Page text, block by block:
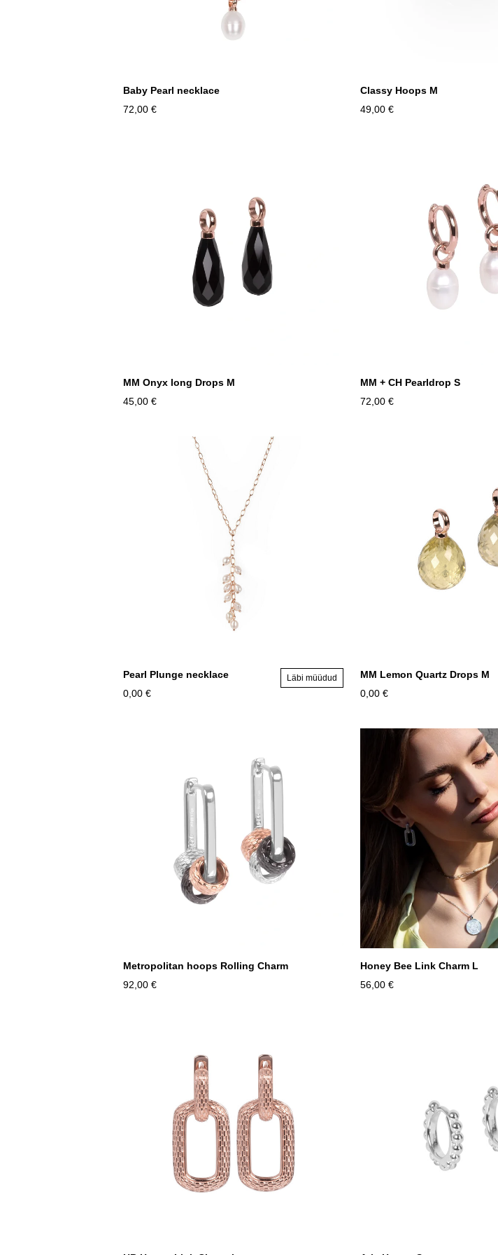
Baby Pearl necklace
72,00 €
Classy Hoops M
49,00 €
MM Onyx long Drops M
45,00 €
MM + CH Pearldrop S
72,00 €
Pearl Plunge necklace
0,00 €
Läbi müüdud
MM Lemon Quartz Drops M
0,00 €
Metropolitan hoops Rolling Charm
92,00 €
Honey Bee Link Charm L
56,00 €